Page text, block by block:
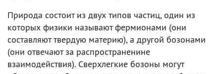
Природа состоит из двух типов частиц, один из
которых физики называют фермионами (они
составляют твердую материю), а другой бозонами
(они отвечают за распространенине
взаимодействия). Сверхлегкие бозоны могут